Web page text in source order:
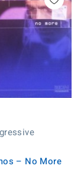
– No More